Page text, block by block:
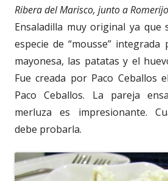
Ribera del Marisco, junto a
Ensaladilla muy original ya que
especie de “mousse”
mayonesa, las patatas y el
Fue creada por Paco Ceballos
Paco Ceballos. La pareja
merluza es impresionante.
debe probarla.